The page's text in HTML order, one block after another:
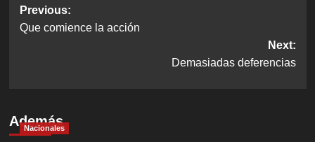
Post
navigation
Previous:
Que comience la acción
Next:
Demasiadas deferencias
Además
Nacionales